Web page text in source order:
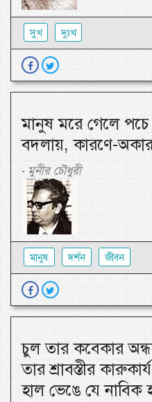
সুখ দুঃখ
মানুষ মরে গেলে
বদলায়, কারণে-
- মুনীর চৌধুরী
মানুষ দর্শন জীবন
চুল তার কবেকার
তার শ্রাবস্তীর
হাল ভেঙে যে নাবিক